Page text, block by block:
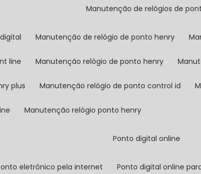
manutenção de relógios de
manutenção de relógio de ponto henry
line manutenção relógio de ponto henry
plus manutenção relógio de ponto control id
manutenção relógio ponto henry
ponto digital online
ponto eletrônico pela internet ponto digital online